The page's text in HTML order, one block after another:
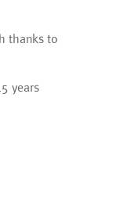
thanks to
years